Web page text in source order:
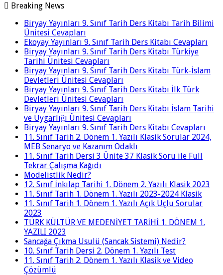
Breaking News
Biryay Yayınları 9. Sınıf Tarih Ders Kitabı Tarih Bilimi
Ünitesi Cevapları
Ekoyay Yayınları 9. Sınıf Tarih Ders Kitabı Cevapları
Biryay Yayınları 9. Sınıf Tarih Ders Kitabı Türkiye
Tarihi Ünitesi Cevapları
Biryay Yayınları 9. Sınıf Tarih Ders Kitabı Türk-İslam
Devletleri Ünitesi Cevapları
Biryay Yayınları 9. Sınıf Tarih Ders Kitabı İlk Türk
Devletleri Ünitesi Cevapları
Biryay Yayınları 9. Sınıf Tarih Ders Kitabı İslam Tarihi
ve Uygarlığı Ünitesi Cevapları
Biryay Yayınları 9. Sınıf Tarih Ders Kitabı Cevapları
11. Sınıf Tarih 2. Dönem 1. Yazılı Klasik Sorular 2024,
MEB Senaryo ve Kazanım Odaklı
11. Sınıf Tarih Dersi 3 Ünite 37 Klasik Soru ile Full
Tekrar Çalışma Kağıdı
Modelistlik Nedir?
12. Sınıf İnkılap Tarihi 1. Dönem 2. Yazılı Klasik 2023
11. Sınıf Tarih 1. Dönem 1. Yazılı 2023-2024 Klasik
11. Sınıf Tarih 1. Dönem 1. Yazılı Açık Uçlu Sorular
2023
TÜRK KÜLTÜR VE MEDENİYET TARİHİ 1. DÖNEM 1.
YAZILI 2023
Sancağa Çıkma Usulü (Sancak Sistemi) Nedir?
10. Sınıf Tarih Dersi 2. Dönem 1. Yazılı Test
11. Sınıf Tarih 2. Dönem 1. Yazılı Klasik ve Video
Çözümlü